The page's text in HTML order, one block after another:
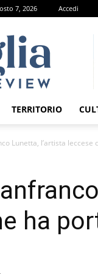
7, 2026 Accedi
TERRITORIO
Lunetta, l’artista leccese
ha